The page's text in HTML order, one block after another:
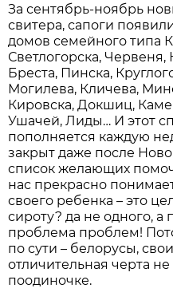
За сентябрь-ноябрь
свитера, сапоги
домов семейного типа
Светлогорска,
Бреста, Пинска,
Могилева, Кличева,
Кировска, Докшиц,
Ушачей, Лиды… И этот
пополняется каждую
закрыт даже после
список желающих
нас прекрасно
своего ребенка – это
сироту? да не одного, а
проблема проблем!
по сути – белорусы,
отличительная черта
поодиночке.